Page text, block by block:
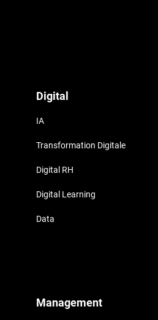
Digital
IA
Transformation Digitale
Digital RH
Digital Learning
Data
Management